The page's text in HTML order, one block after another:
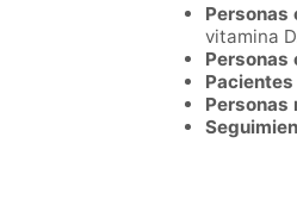
Personas
vitamina
Personas
Personas